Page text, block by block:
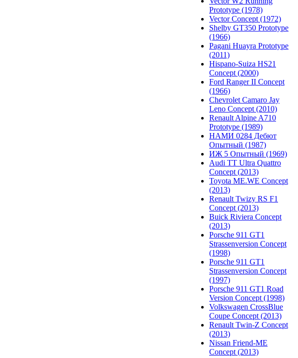
Prototype (1978)
Vector Concept (1972)
Shelby GT350 Prototype
(1966)
Pagani Huayra Prototype
(2011)
Hispano-Suiza HS21
Concept (2000)
Ford Ranger II Concept
(1966)
Chevrolet Camaro Jay
Leno Concept (2010)
Renault Alpine A710
Prototype (1989)
НАМИ 0284 Дебют
Опытный (1987)
ИЖ 5 Опытный (1969)
Audi TT Ultra Quattro
Concept (2013)
Toyota ME.WE Concept
(2013)
Renault Twizy RS F1
Concept (2013)
Buick Riviera Concept
(2013)
Porsche 911 GT1
Strassenversion Concept
(1998)
Porsche 911 GT1
Strassenversion Concept
(1997)
Porsche 911 GT1 Road
Version Concept (1998)
Volkswagen CrossBlue
Coupe Concept (2013)
Renault Twin-Z Concept
(2013)
Nissan Friend-ME
Concept (2013)